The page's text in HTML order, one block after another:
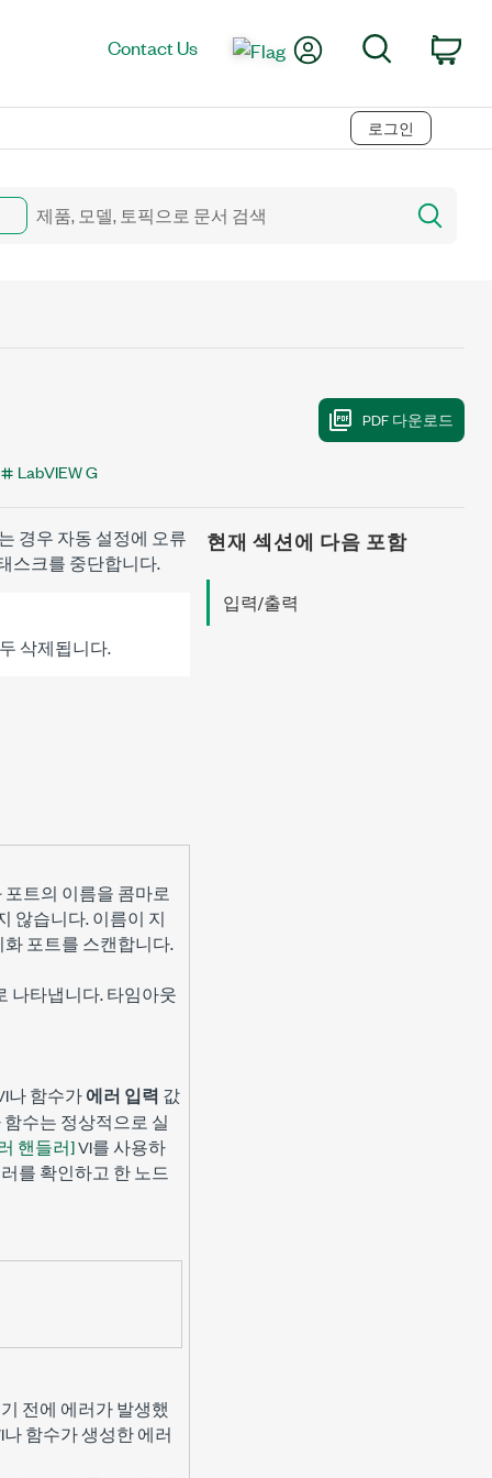
Contact Us My AccountSearch
로그인
LabVIEW G
경우 자동 설정에 오류
스크를 중단합니다.
삭제됩니다.
포트의 이름을 콤마로
않습니다. 이름이 지
포트를 스캔합니다.
나타냅니다. 타임아웃
나 함수가에러 입력 값
수는 정상적으로 실
핸들러]VI를 사용하
를 확인하고 한 노드
전에 에러가 발생했
나 함수가 생성한 에러
현재 섹션에 다음 포함
입력/출력